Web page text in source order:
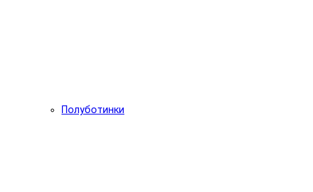
Полуботинки